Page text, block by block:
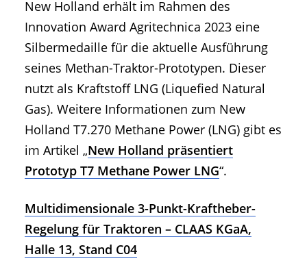
New Holland erhält im Rahmen des
Innovation Award Agritechnica 2023 eine
Silbermedaille für die aktuelle Ausführung
seines Methan-Traktor-Prototypen. Dieser
nutzt als Kraftstoff LNG (Liquefied Natural
Gas). Weitere Informationen zum New
Holland T7.270 Methane Power (LNG) gibt es
im Artikel „New Holland präsentiert
Prototyp T7 Methane Power LNG“.
Multidimensionale 3-Punkt-Kraftheber-
Regelung für Traktoren – CLAAS KGaA,
Halle 13, Stand C04